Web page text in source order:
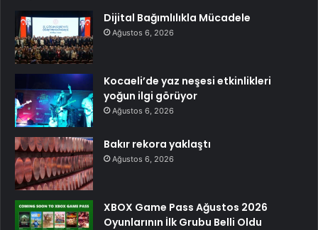
Dijital Bağımlılıkla Mücadele
Ağustos 6, 2026
Kocaeli’de yaz neşesi etkinlikleri
yoğun ilgi görüyor
Ağustos 6, 2026
Bakır rekora yaklaştı
Ağustos 6, 2026
XBOX Game Pass Ağustos 2026
Oyunlarının İlk Grubu Belli Oldu